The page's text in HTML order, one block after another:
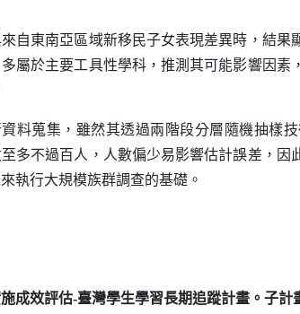
自東南亞區域新移民子女表現差異時，結
屬於主要工具性學科，推測其可能影響因
料蒐集，雖然其透過兩階段分層隨機抽樣
多不過百人，人數偏少易影響估計誤差，
執行大規模族群調查的基礎。
成效評估-臺灣學生學習長期追蹤計畫。子